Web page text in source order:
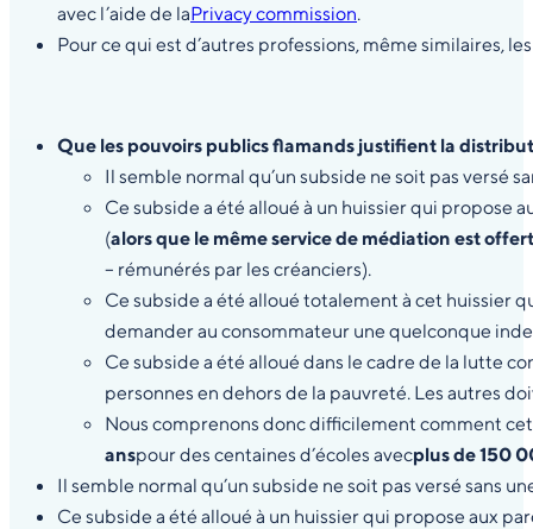
avec l’aide de laPrivacy commission.
Pour ce qui est d’autres professions, même similaires,
Que les pouvoirs publics flamands justifient la
Il semble normal qu’un subside ne soit pas versé
Ce subside a été alloué à un huissier qui propose
(alors que le même service de médiation est
– rémunérés par les créanciers).
Ce subside a été alloué totalement à cet huissier
demander au consommateur une quelconque
Ce subside a été alloué dans le cadre de la lutte
personnes en dehors de la pauvreté. Les autres
Nous comprenons donc difficilement comment
anspour des centaines d’écoles avecplus de 150
Il semble normal qu’un subside ne soit pas versé sans
Ce subside a été alloué à un huissier qui propose aux